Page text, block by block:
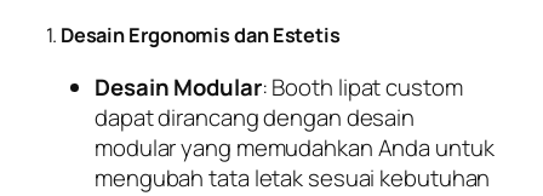
1. Desain Ergonomis dan Estetis
Desain Modular: Booth lipat custom
dapat dirancang dengan desain
modular yang memudahkan Anda untuk
mengubah tata letak sesuai kebutuhan